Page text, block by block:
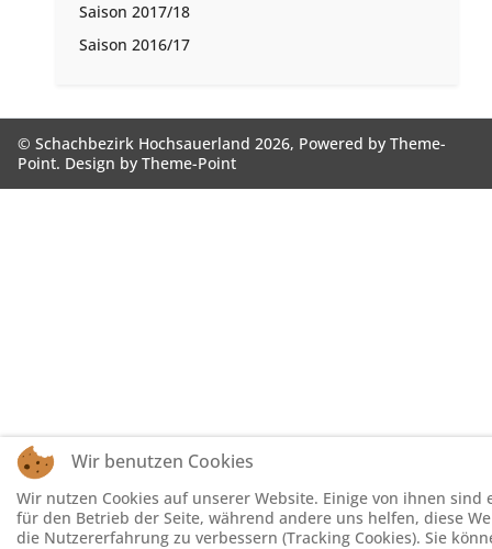
Saison 2017/18
Saison 2016/17
© Schachbezirk Hochsauerland 2026, Powered byTheme-
Point. Design byTheme-Point
Wir benutzen Cookies
Wir nutzen Cookies auf unserer Website. Einige von ihnen sind
für den Betrieb der Seite, während andere uns helfen, diese
die Nutzererfahrung zu verbessern (Tracking Cookies). Sie